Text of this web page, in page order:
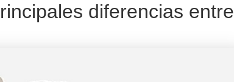
diferencias entre